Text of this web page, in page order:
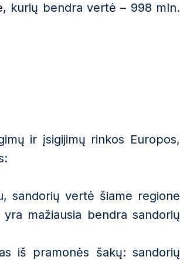
kurių bendra vertė – 998 mln.
ir įsigijimų rinkos Europos,
sandorių vertė šiame regione
mažiausia bendra sandorių
iš pramonės šakų: sandorių